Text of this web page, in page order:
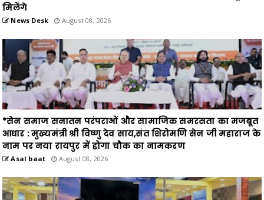
*सेन समाज सनातन परंपराओं और सामाजिक समरसता का मजबूत
आधार : मुख्यमंत्री श्री विष्णु देव साय,संत शिरोमणि सेन जी महाराज के
नाम पर नया रायपुर में होगा चौक का नामकरण
Asal baat August 08, 2026